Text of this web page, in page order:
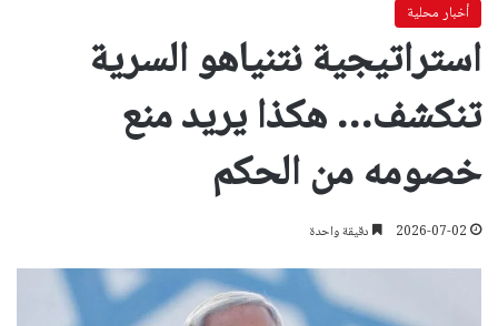
أخبار محلية
استراتيجية نتنياهو السرية
تنكشف… هكذا يريد منع
خصومه من الحكم
2026-07-02 دقيقة واحدة